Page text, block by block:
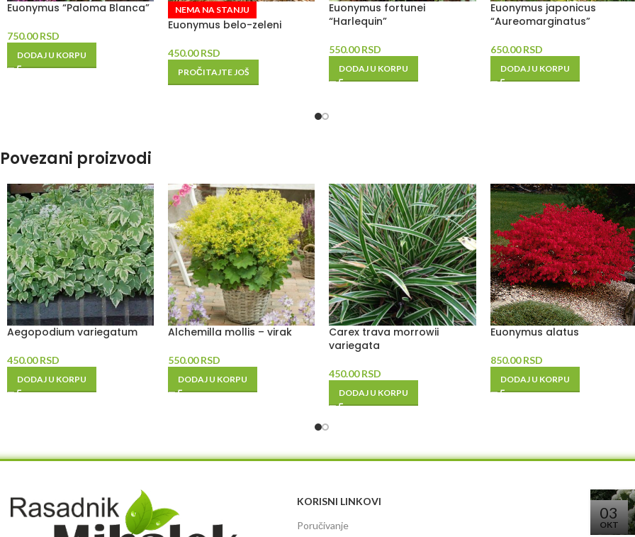
Euonymus “Paloma Blanca”
750.00RSD
DODAJ U KORPU
NEMA NA STANJU
Euonymus belo-zeleni
450.00RSD
PROČITAJTE JOŠ
Euonymus fortunei
“Harlequin”
550.00RSD
DODAJ U KORPU
Euonymus japonicus
“Aureomarginatus”
650.00RSD
DODAJ U KORPU
Povezani proizvodi
Aegopodium variegatum
450.00RSD
DODAJ U KORPU
Alchemilla mollis – virak
550.00RSD
DODAJ U KORPU
Carex trava morrowii
variegata
450.00RSD
DODAJ U KORPU
Euonymus alatus
850.00RSD
DODAJ U KORPU
KORISNI LINKOVI
Poručivanje
03
OKT